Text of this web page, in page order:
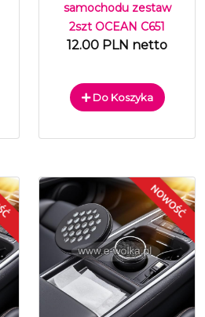
samochodu zestaw
2szt OCEAN C651
12.00 PLN netto
Do Koszyka